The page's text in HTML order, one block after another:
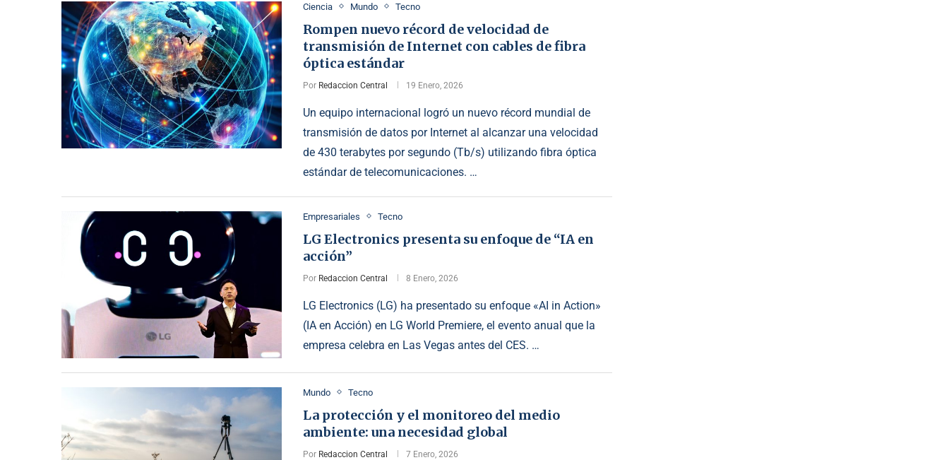
Ciencia Mundo Tecno
Rompen nuevo récord de velocidad de
transmisión de Internet con cables de fibra
óptica estándar
Por Redaccion Central 19 Enero, 2026
Un equipo internacional logró un nuevo récord mundial de
transmisión de datos por Internet al alcanzar una velocidad
de 430 terabytes por segundo (Tb/s) utilizando fibra óptica
estándar de telecomunicaciones. …
Empresariales Tecno
LG Electronics presenta su enfoque de “IA en
acción”
Por Redaccion Central 8 Enero, 2026
LG Electronics (LG) ha presentado su enfoque «AI in Action»
(IA en Acción) en LG World Premiere, el evento anual que la
empresa celebra en Las Vegas antes del CES. …
Mundo Tecno
La protección y el monitoreo del medio
ambiente: una necesidad global
Por Redaccion Central 7 Enero, 2026